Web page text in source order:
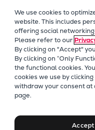
Digitalisierung
Company
Zukunft
We use cookies to
website. This includes
offering social
Please refer to our
By clicking on "Accept"
By clicking on “Only
the functional cookies.
cookies we use by
withdraw your consent at
page.